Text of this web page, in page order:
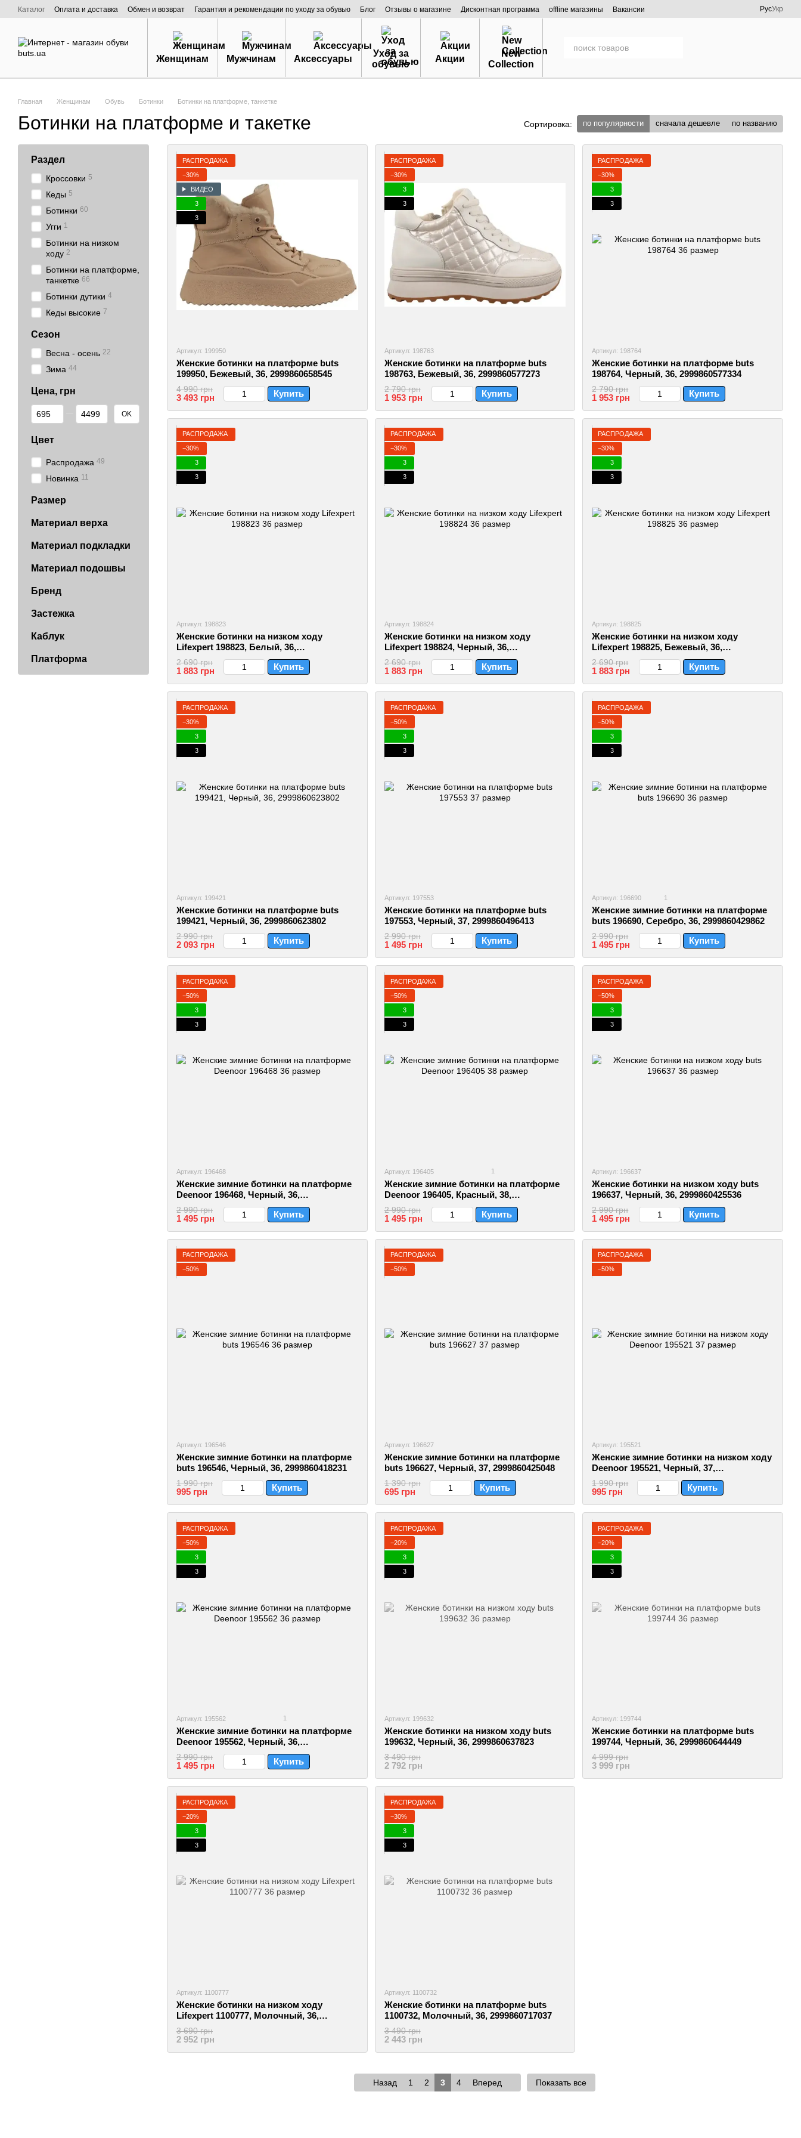
Перейти к основному контенту
Каталог Оплата и доставка Обмен и возврат Гарантия и рекомендации по уходу за обувью Блог Отзывы о магазине Дисконтная программа offline магазины
Вакансии
О нас
РусУкр
Женщинам Мужчинам Аксессуары
Уход за
обувью
Акции
New
Collection
Главная Женщинам Обувь Ботинки Ботинки на платформе, танкетке
Ботинки на платформе и такетке Сортировка: по популярности сначала дешевле по названию
РАСПРОДАЖА
−30%
ВИДЕО
3
3
Артикул: 199950
Женские ботинки на платформе buts
199950, Бежевый, 36, 2999860658545
4 990 грн
3 493 грн Купить
РАСПРОДАЖА
−30%
3
3
Артикул: 198763
Женские ботинки на платформе buts
198763, Бежевый, 36, 2999860577273
2 790 грн
1 953 грн Купить
РАСПРОДАЖА
−30%
3
3
Артикул: 198764
Женские ботинки на платформе buts
198764, Черный, 36, 2999860577334
2 790 грн
1 953 грн Купить
РАСПРОДАЖА
−30%
3
3
Артикул: 198823
Женские ботинки на низком ходу
Lifexpert 198823, Белый, 36,
2999860582055
2 690 грн
1 883 грн Купить
РАСПРОДАЖА
−30%
3
3
Артикул: 198824
Женские ботинки на низком ходу
Lifexpert 198824, Черный, 36,
2999860582109
2 690 грн
1 883 грн Купить
РАСПРОДАЖА
−30%
3
3
Артикул: 198825
Женские ботинки на низком ходу
Lifexpert 198825, Бежевый, 36,
2999860582154
2 690 грн
1 883 грн Купить
РАСПРОДАЖА
−30%
3
3
Артикул: 199421
Женские ботинки на платформе buts
199421, Черный, 36, 2999860623802
2 990 грн
2 093 грн Купить
РАСПРОДАЖА
−50%
3
3
Артикул: 197553
Женские ботинки на платформе buts
197553, Черный, 37, 2999860496413
2 990 грн
1 495 грн Купить
РАСПРОДАЖА
−50%
3
3
Артикул: 196690 1
Женские зимние ботинки на платформе
buts 196690, Серебро, 36, 2999860429862
2 990 грн
1 495 грн Купить
РАСПРОДАЖА
−50%
3
3
Артикул: 196468
Женские зимние ботинки на платформе
Deenoor 196468, Черный, 36,
2999860414103
2 990 грн
1 495 грн Купить
РАСПРОДАЖА
−50%
3
3
Артикул: 196405 1
Женские зимние ботинки на платформе
Deenoor 196405, Красный, 38,
2999860410525
2 990 грн
1 495 грн Купить
РАСПРОДАЖА
−50%
3
3
Артикул: 196637
Женские ботинки на низком ходу buts
196637, Черный, 36, 2999860425536
2 990 грн
1 495 грн Купить
РАСПРОДАЖА
−50%
Артикул: 196546
Женские зимние ботинки на платформе
buts 196546, Черный, 36, 2999860418231
1 990 грн
995 грн Купить
РАСПРОДАЖА
−50%
Артикул: 196627
Женские зимние ботинки на платформе
buts 196627, Черный, 37, 2999860425048
1 390 грн
695 грн Купить
РАСПРОДАЖА
−50%
Артикул: 195521
Женские зимние ботинки на низком ходу
Deenoor 195521, Черный, 37,
2999860344363
1 990 грн
995 грн Купить
РАСПРОДАЖА
−50%
3
3
Артикул: 195562 1
Женские зимние ботинки на платформе
Deenoor 195562, Черный, 36,
2999860346756
2 990 грн
1 495 грн Купить
РАСПРОДАЖА
−20%
3
3
Артикул: 199632
Женские ботинки на низком ходу buts
199632, Черный, 36, 2999860637823
3 490 грн
2 792 грн
РАСПРОДАЖА
−20%
3
3
Артикул: 199744
Женские ботинки на платформе buts
199744, Черный, 36, 2999860644449
4 999 грн
3 999 грн
РАСПРОДАЖА
−20%
3
3
Артикул: 1100777
Женские ботинки на низком ходу
Lifexpert 1100777, Молочный, 36,
2999860719659
3 690 грн
2 952 грн
РАСПРОДАЖА
−30%
3
3
Артикул: 1100732
Женские ботинки на платформе buts
1100732, Молочный, 36, 2999860717037
3 490 грн
2 443 грн
Назад 1 2 3 4 Вперед Показать все
Раздел
Кроссовки 5
Кеды 5
Ботинки 60
Угги 1
Ботинки на низком
ходу 2
Ботинки на платформе,
танкетке 66
Ботинки дутики 4
Кеды высокие 7
Сезон
Весна - осень 22
Зима 44
Цена, грн
От Цена, грн
До Цена, грн OK
Цвет
Распродажа 49
Новинка 11
Размер
Материал верха
Материал подкладки
Материал подошвы
Бренд
Застежка
Каблук
Платформа